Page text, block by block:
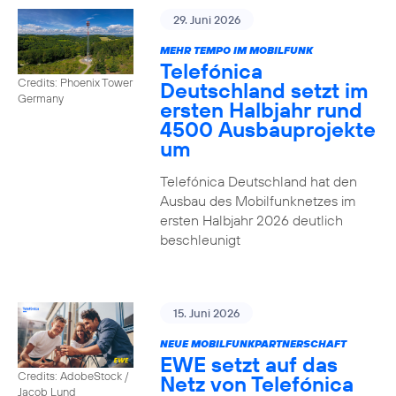
Credits: Phoenix Tower
Germany
29. Juni 2026
MEHR TEMPO IM MOBILFUNK
Telefónica
Deutschland setzt im
ersten Halbjahr rund
4500 Ausbauprojekte
um
Telefónica Deutschland hat den
Ausbau des Mobilfunknetzes im
ersten Halbjahr 2026 deutlich
beschleunigt
Credits: AdobeStock /
Jacob Lund
15. Juni 2026
NEUE MOBILFUNKPARTNERSCHAFT
EWE setzt auf das
Netz von Telefónica